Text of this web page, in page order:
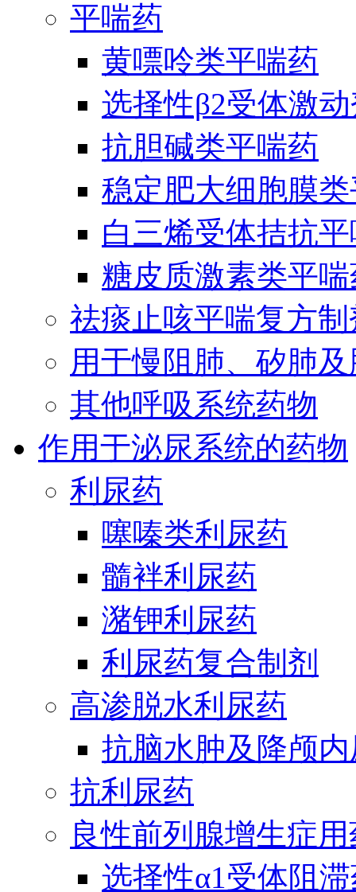
平喘药
黄嘌呤类平喘药
选择性β2受体激
抗胆碱类平喘药
稳定肥大细胞膜
白三烯受体拮抗
糖皮质激素类平
祛痰止咳平喘复方制
用于慢阻肺、矽肺
其他呼吸系统药物
作用于泌尿系统的药物
利尿药
噻嗪类利尿药
髓袢利尿药
潴钾利尿药
利尿药复合制剂
高渗脱水利尿药
抗脑水肿及降颅
抗利尿药
良性前列腺增生症
选择性α1受体阻